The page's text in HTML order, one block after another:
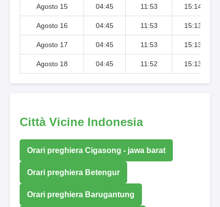
Agosto 15 04:45 11:53 15:14
Agosto 16 04:45 11:53 15:13
Agosto 17 04:45 11:53 15:13
Agosto 18 04:45 11:52 15:13
Città Vicine Indonesia
Orari preghiera Cigasong - jawa barat
Orari preghiera Betengur
Orari preghiera Barugantung